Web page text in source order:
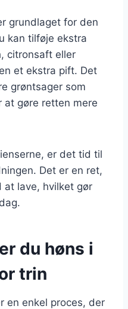
grundlaget for den
kan tilføje ekstra
citronsaft eller
et ekstra pift. Det
grøntsager som
gøre retten mere
er det tid til
Det er en ret,
lave, hvilket gør
du høns i
trin
en enkel proces, der